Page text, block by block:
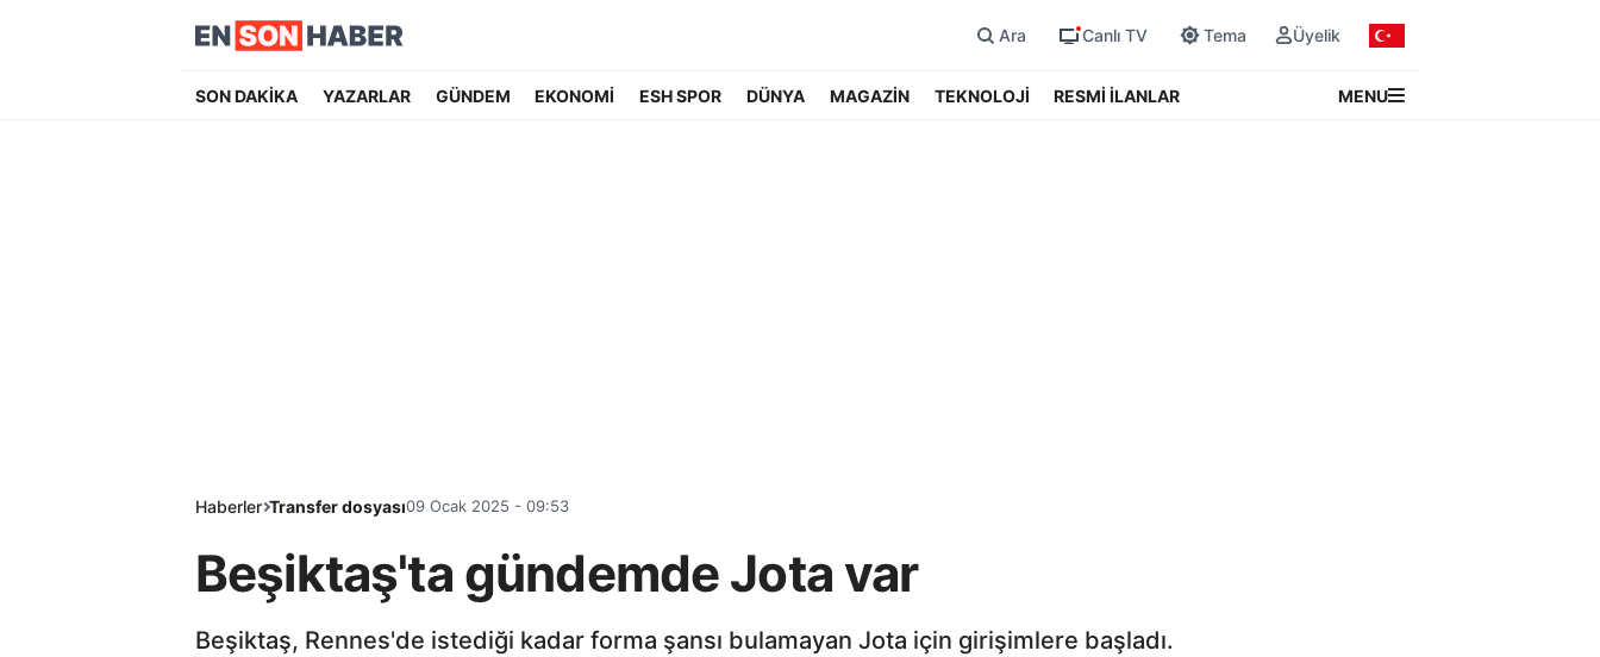
Ara Canlı TV Tema Üyelik
SON DAKİKA YAZARLAR GÜNDEM EKONOMİ ESH SPOR DÜNYA MAGAZİN TEKNOLOJİ RESMİ İLANLAR MENU
Haberler Transfer dosyası09 Ocak 2025 - 09:53
Beşiktaş'ta gündemde Jota var
Beşiktaş, Rennes'de istediği kadar forma şansı bulamayan Jota için girişimlere başladı.